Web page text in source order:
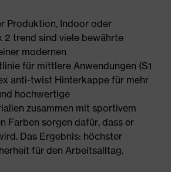
Produktion, Indoor oder
2 trend sind viele bewährte
modernen
für mittlere Anwendungen (S1
anti-twist Hinterkappe für mehr
hochwertige
zusammen mit sportivem
Farben sorgen dafür, dass er
Das Ergebnis: höchster
für den Arbeitsalltag.